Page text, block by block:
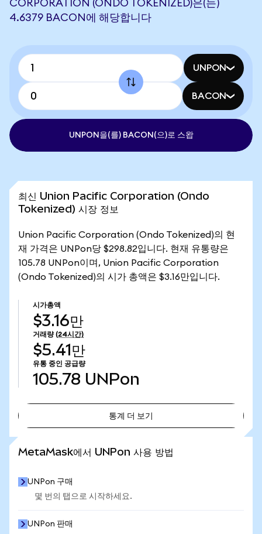
CORPORATION (ONDO TOKENIZED)은(는)
4.6379 BACON에 해당합니다
UNPON
BACON
UNPON을(를) BACON(으)로 스왑
최신 Union Pacific Corporation (Ondo
Tokenized) 시장 정보
Union Pacific Corporation (Ondo Tokenized)의 현
재 가격은 UNPon당 $298.82입니다. 현재 유통량은
105.78 UNPon이며, Union Pacific Corporation
(Ondo Tokenized)의 시가 총액은 $3.16만입니다.
시가총액
$3.16만
거래량 (24시간)
$5.41만
유통 중인 공급량
105.78 UNPon
통계 더 보기
MetaMask에서 UNPon 사용 방법
UNPon 구매
몇 번의 탭으로 시작하세요.
UNPon 판매